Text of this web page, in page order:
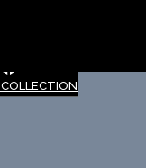
COLLECTION